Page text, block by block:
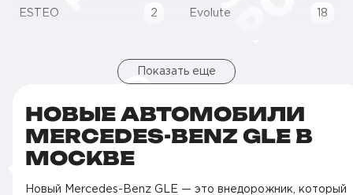
ESTEO 2 Evolute 18
Показать еще
НОВЫЕ АВТОМОБИЛИ
MERCEDES-BENZ GLE В
МОСКВЕ
Новый Mercedes-Benz GLE — это внедорожник, который